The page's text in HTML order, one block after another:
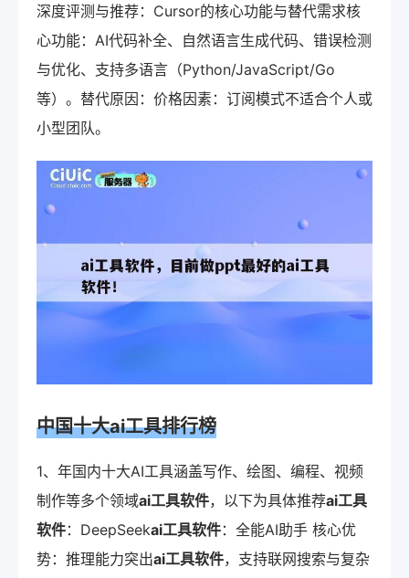
深度评测与推荐：Cursor的核心功能与替代需求核
心功能：AI代码补全、自然语言生成代码、错误检测
与优化、支持多语言（Python/JavaScript/Go
等）。替代原因：价格因素：订阅模式不适合个人或
小型团队。
中国十大ai工具排行榜
1、年国内十大AI工具涵盖写作、绘图、编程、视频
制作等多个领域ai工具软件，以下为具体推荐ai工具
软件：DeepSeekai工具软件：全能AI助手 核心优
势：推理能力突出ai工具软件，支持联网搜索与复杂